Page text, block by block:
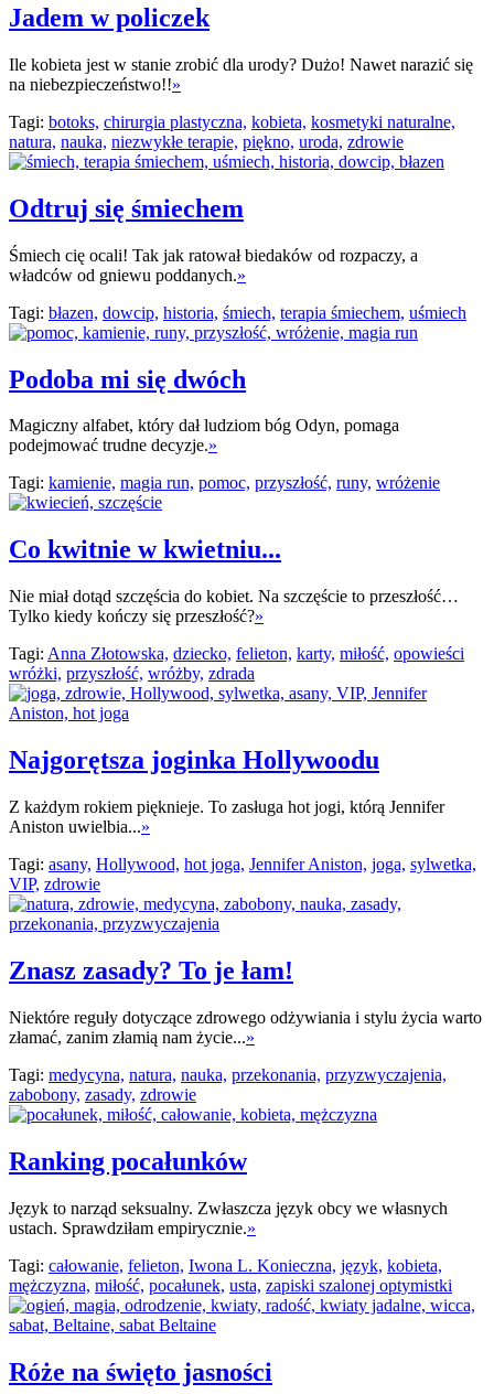
Jadem w policzek
Ile kobieta jest w stanie zrobić dla urody? Dużo! Nawet narazić się
na niebezpieczeństwo!!»
Tagi: botoks, chirurgia plastyczna, kobieta, kosmetyki naturalne,
natura, nauka, niezwykłe terapie, piękno, uroda, zdrowie
Odtruj się śmiechem
Śmiech cię ocali! Tak jak ratował biedaków od rozpaczy, a
władców od gniewu poddanych.»
Tagi: błazen, dowcip, historia, śmiech, terapia śmiechem, uśmiech
Podoba mi się dwóch
Magiczny alfabet, który dał ludziom bóg Odyn, pomaga
podejmować trudne decyzje.»
Tagi: kamienie, magia run, pomoc, przyszłość, runy, wróżenie
Co kwitnie w kwietniu...
Nie miał dotąd szczęścia do kobiet. Na szczęście to przeszłość…
Tylko kiedy kończy się przeszłość?»
Tagi: Anna Złotowska, dziecko, felieton, karty, miłość, opowieści
wróżki, przyszłość, wróżby, zdrada
Najgorętsza joginka Hollywoodu
Z każdym rokiem pięknieje. To zasługa hot jogi, którą Jennifer
Aniston uwielbia...»
Tagi: asany, Hollywood, hot joga, Jennifer Aniston, joga, sylwetka,
VIP, zdrowie
Znasz zasady? To je łam!
Niektóre reguły dotyczące zdrowego odżywiania i stylu życia warto
złamać, zanim złamią nam życie...»
Tagi: medycyna, natura, nauka, przekonania, przyzwyczajenia,
zabobony, zasady, zdrowie
Ranking pocałunków
Język to narząd seksualny. Zwłaszcza język obcy we własnych
ustach. Sprawdziłam empirycznie.»
Tagi: całowanie, felieton, Iwona L. Konieczna, język, kobieta,
mężczyzna, miłość, pocałunek, usta, zapiski szalonej optymistki
Róże na święto jasności